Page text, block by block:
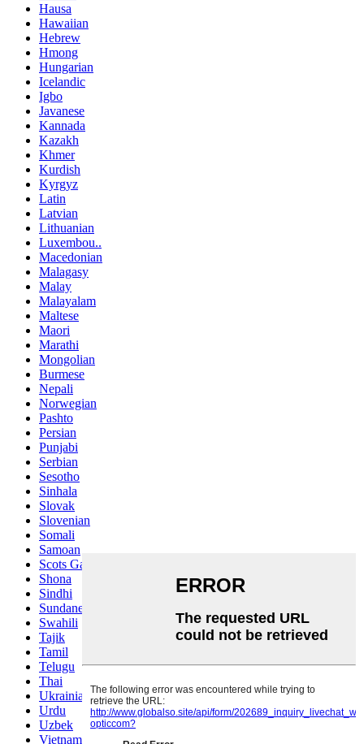
Hausa
Hawaiian
Hebrew
Hmong
Hungarian
Icelandic
Igbo
Javanese
Kannada
Kazakh
Khmer
Kurdish
Kyrgyz
Latin
Latvian
Lithuanian
Luxembou..
Macedonian
Malagasy
Malay
Malayalam
Maltese
Maori
Marathi
Mongolian
Burmese
Nepali
Norwegian
Pashto
Persian
Punjabi
Serbian
Sesotho
Sinhala
Slovak
Slovenian
Somali
Samoan
Scots Gaelic
Shona
Sindhi
Sundanese
Swahili
Tajik
Tamil
Telugu
Thai
Ukrainian
Urdu
Uzbek
Vietnamese